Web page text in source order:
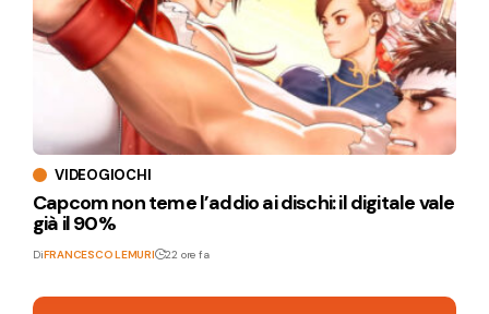
VIDEOGIOCHI
Capcom non teme l’addio ai dischi: il digitale vale
già il 90%
DiFRANCESCO LEMURI 22 ore fa